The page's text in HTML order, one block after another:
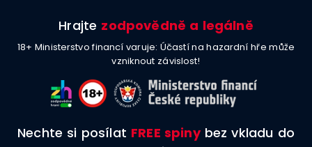
Hrajte zodpovědně a legálně
18+ Ministerstvo financí varuje: Účastí na hazardní hře může
vzniknout závislost!
Nechte si posílat FREE spinybez vkladu do